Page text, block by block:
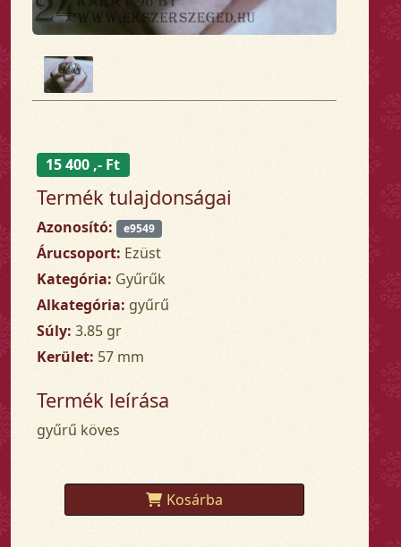
15 400 ,- Ft
Termék tulajdonságai
Azonosító: e9549
Árucsoport: Ezüst
Kategória: Gyűrűk
Alkategória: gyűrű
Súly: 3.85 gr
Kerület: 57 mm
Termék leírása
gyűrű köves
Kosárba